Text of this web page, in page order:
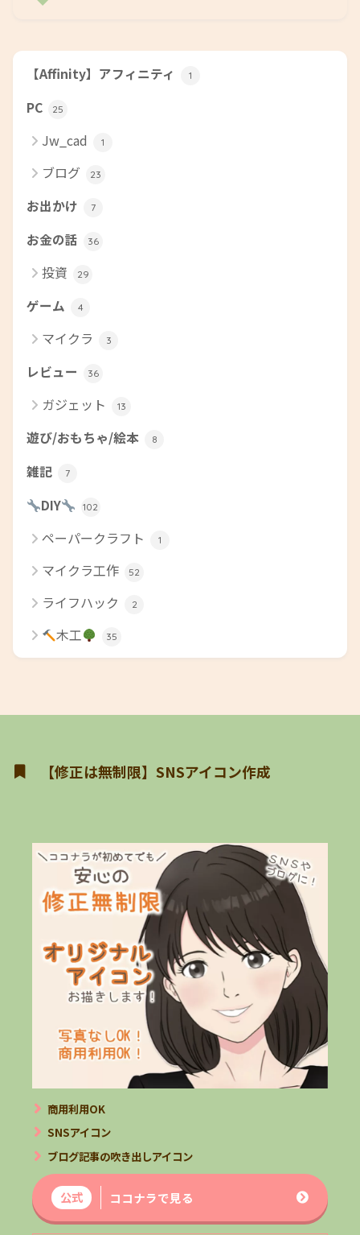
【Affinity】アフィニティ 1
PC 25
Jw_cad 1
ブログ 23
お出かけ 7
お金の話 36
投資 29
ゲーム 4
マイクラ 3
レビュー 36
ガジェット 13
遊び/おもちゃ/絵本 8
雑記 7
DIY 102
ペーパークラフト 1
マイクラ工作 52
ライフハック 2
木工 35
【修正は無制限】SNSアイコン作成
商用利用OK
SNSアイコン
ブログ記事の吹き出しアイコン
公式 ココナラで見る